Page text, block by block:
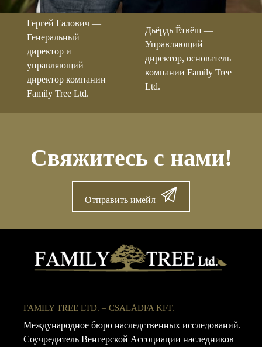
Гергей Галович —
Генеральный
директор и
управляющий
директор компании
Family Tree Ltd.
Дьёрдь Ётвёш —
Управляющий
директор, основатель
компании Family Tree
Ltd.
Свяжитесь с нами!
Отправить имейл
FAMILY TREE LTD. – CSALÁDFA KFT.
Международное бюро наследственных исследований.
Соучредитель Венгерской Ассоциации наследников